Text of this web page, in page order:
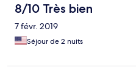
8/10 Très bien
7 févr. 2019
Séjour de 2 nuits